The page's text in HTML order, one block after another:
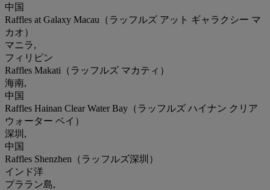
中国
Raffles at Galaxy Macau（ラッフルズ アット ギャラクシー マ
カオ）
マニラ,
フィリピン
Raffles Makati（ラッフルズ マカティ）
海南,
中国
Raffles Hainan Clear Water Bay（ラッフルズ ハイナン クリア
ウォーター ベイ）
深圳,
中国
Raffles Shenzhen（ラッフルズ深圳）
インド洋
プララン島,